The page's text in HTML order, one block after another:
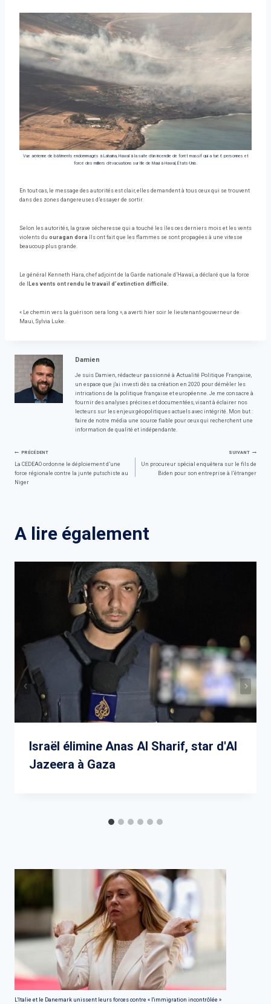
Vue aérienne de bâtiments endommagés à Lahaina, Hawaï à la suite d’un incendie de forêt massif qui a tué 6 personnes et
forcé des milliers d’évacuations sur l’île de Maui à Hawaï, États-Unis.
En tout cas, le message des autorités est clair, elles demandent à tous ceux qui se trouvent
dans des zones dangereuses d’essayer de sortir.
Selon les autorités, la grave sécheresse qui a touché les îles ces derniers mois et les vents
violents du ouragan dora Ils ont fait que les flammes se sont propagées à une vitesse
beaucoup plus grande.
Le général Kenneth Hara, chef adjoint de la Garde nationale d’Hawaï, a déclaré que la force
de l
Les vents ont rendu le travail d’extinction difficile.
« Le chemin vers la guérison sera long », a averti hier soir le lieutenant-gouverneur de
Maui, Sylvia Luke.
Damien
Je suis Damien, rédacteur passionné à Actualité Politique Française,
un espace que j'ai investi dès sa création en 2020 pour démêler les
intrications de la politique française et européenne. Je me consacre à
fournir des analyses précises et documentées, visant à éclairer nos
lecteurs sur les enjeux géopolitiques actuels avec intégrité. Mon but :
faire de notre média une source fiable pour ceux qui recherchent une
information de qualité et indépendante.
Navigation
de
PRÉCÉDENT
La CEDEAO ordonne le déploiement d’une
force régionale contre la junte putschiste au
Niger
SUIVANT
Un procureur spécial enquêtera sur le fils de
Biden pour son entreprise à l’étranger
A lire également
Israël élimine Anas Al Sharif, star d'Al
Jazeera à Gaza
L'Italie et le Danemark unissent leurs forces contre « l'immigration incontrôlée »